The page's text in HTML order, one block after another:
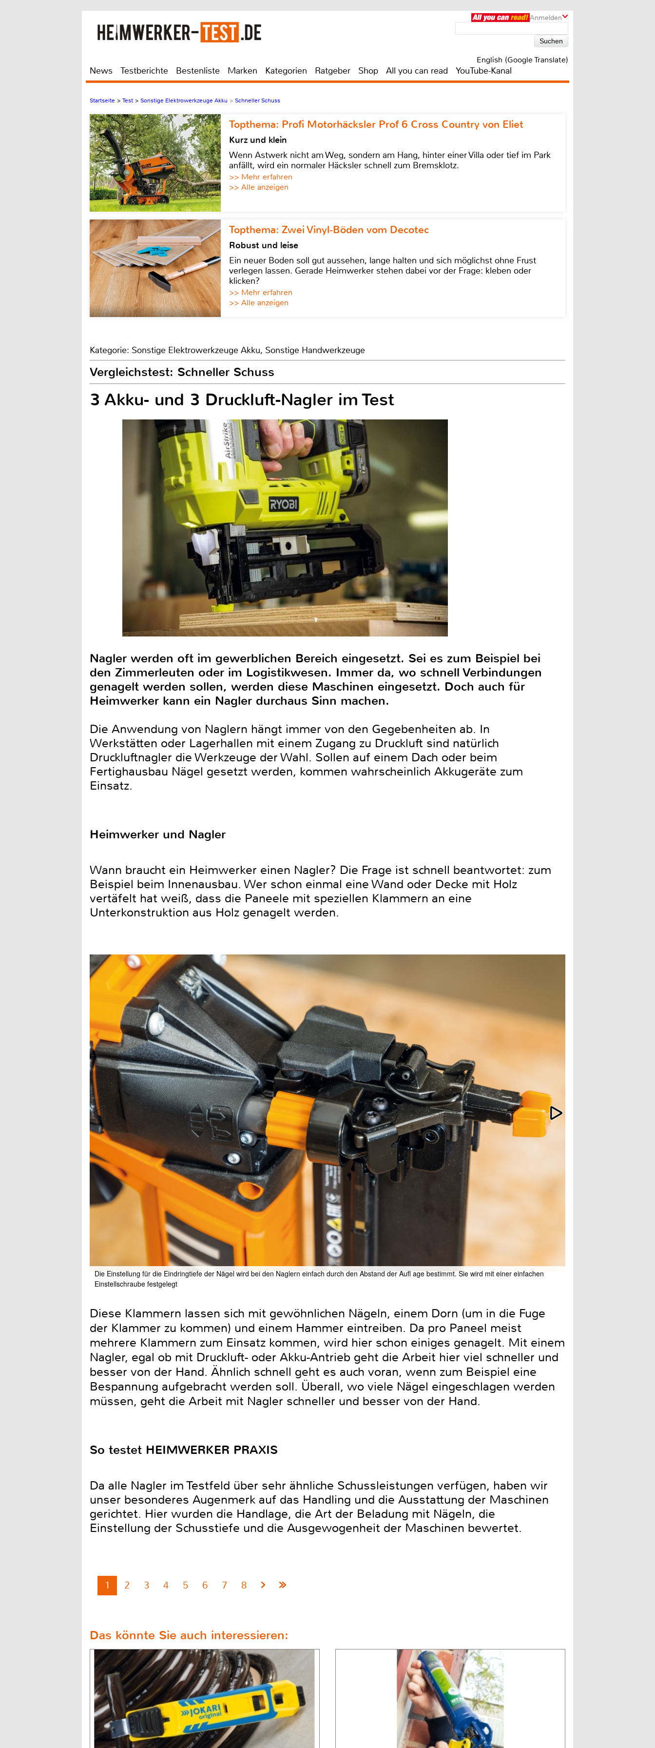
Anmelden
English (Google Translate)
News Testberichte Bestenliste Marken Kategorien Ratgeber Shop All you can read YouTube-Kanal
Startseite > Test > Sonstige Elektrowerkzeuge Akku > Schneller Schuss
Topthema: Profi Motorhäcksler Prof 6 Cross Country von Eliet
Kurz und klein
Wenn Astwerk nicht am Weg, sondern am Hang, hinter einer Villa oder tief im Park
anfällt, wird ein normaler Häcksler schnell zum Bremsklotz.
>> Mehr erfahren
>> Alle anzeigen
Topthema: Zwei Vinyl-Böden vom Decotec
Robust und leise
Ein neuer Boden soll gut aussehen, lange halten und sich möglichst ohne Frust
verlegen lassen. Gerade Heimwerker stehen dabei vor der Frage: kleben oder
klicken?
>> Mehr erfahren
>> Alle anzeigen
Kategorie: Sonstige Elektrowerkzeuge Akku, Sonstige Handwerkzeuge
Vergleichstest: Schneller Schuss
3 Akku- und 3 Druckluft-Nagler im Test
Nagler werden oft im gewerblichen Bereich eingesetzt. Sei es zum Beispiel bei
den Zimmerleuten oder im Logistikwesen. Immer da, wo schnell Verbindungen
genagelt werden sollen, werden diese Maschinen eingesetzt. Doch auch für
Heimwerker kann ein Nagler durchaus Sinn machen.
Die Anwendung von Naglern hängt immer von den Gegebenheiten ab. In
Werkstätten oder Lagerhallen mit einem Zugang zu Druckluft sind natürlich
Druckluftnagler die Werkzeuge der Wahl. Sollen auf einem Dach oder beim
Fertighausbau Nägel gesetzt werden, kommen wahrscheinlich Akkugeräte zum
Einsatz.
Heimwerker und Nagler
Wann braucht ein Heimwerker einen Nagler? Die Frage ist schnell beantwortet: zum
Beispiel beim Innenausbau. Wer schon einmal eine Wand oder Decke mit Holz
vertäfelt hat weiß, dass die Paneele mit speziellen Klammern an eine
Unterkonstruktion aus Holz genagelt werden.
Die Einstellung für die Eindringtiefe der Nägel wird bei den Naglern einfach durch den Abstand der Aufl age bestimmt. Sie wird mit einer einfachen
Einstellschraube festgelegt
Diese Klammern lassen sich mit gewöhnlichen Nägeln, einem Dorn (um in die Fuge
der Klammer zu kommen) und einem Hammer eintreiben. Da pro Paneel meist
mehrere Klammern zum Einsatz kommen, wird hier schon einiges genagelt. Mit einem
Nagler, egal ob mit Druckluft- oder Akku-Antrieb geht die Arbeit hier viel schneller und
besser von der Hand. Ähnlich schnell geht es auch voran, wenn zum Beispiel eine
Bespannung aufgebracht werden soll. Überall, wo viele Nägel eingeschlagen werden
müssen, geht die Arbeit mit Nagler schneller und besser von der Hand.
So testet HEIMWERKER PRAXIS
Da alle Nagler im Testfeld über sehr ähnliche Schussleistungen verfügen, haben wir
unser besonderes Augenmerk auf das Handling und die Ausstattung der Maschinen
gerichtet. Hier wurden die Handlage, die Art der Beladung mit Nägeln, die
Einstellung der Schusstiefe und die Ausgewogenheit der Maschinen bewertet.
1 2 3 4 5 6 7 8
Das könnte Sie auch interessieren: